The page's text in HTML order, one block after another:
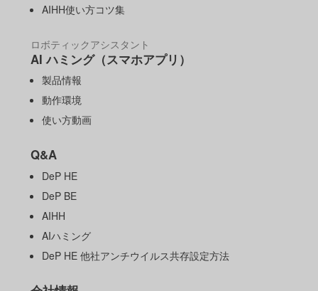
AIHH使い方コツ集
ロボティックアシスタント
AI ハミング（スマホアプリ）
製品情報
動作環境
使い方動画
Q&A
DeP HE
DeP BE
AIHH
AIハミング
DeP HE 他社アンチウイルス共存設定方法